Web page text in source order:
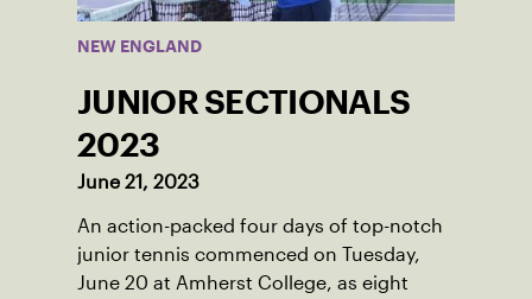
NEW ENGLAND
JUNIOR SECTIONALS
2023
June 21, 2023
An action-packed four days of top-notch
junior tennis commenced on Tuesday,
June 20 at Amherst College, as eight